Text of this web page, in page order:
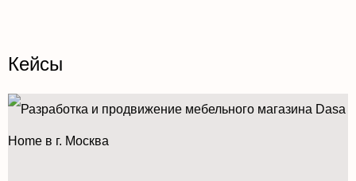
Кейсы